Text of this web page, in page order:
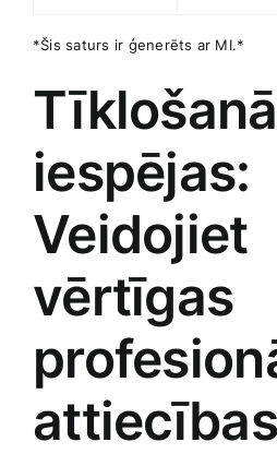
*Šis saturs ir ģenerēts ar MI.*
iespējas:‌
Veidojiet
vērtīgas
attiecības